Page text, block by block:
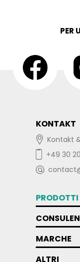
PER
KONTAKT
Kontakt
+49 30
PRODOTTI
MARCHE
ALTRI